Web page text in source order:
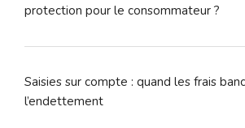
protection pour le consommateur ?
Saisies sur compte : quand les frais
l’endettement